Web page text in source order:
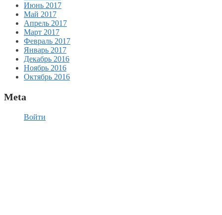
Июнь 2017
Май 2017
Апрель 2017
Март 2017
Февраль 2017
Январь 2017
Декабрь 2016
Ноябрь 2016
Октябрь 2016
Meta
Войти